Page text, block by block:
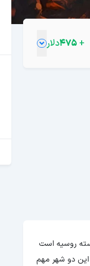
+
475دلار
روسیه است
این دو شهر مهم